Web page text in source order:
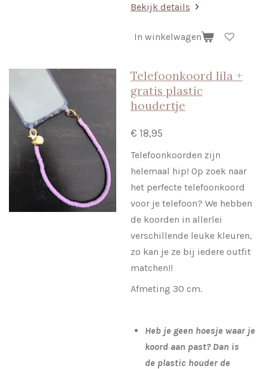
Bekijk details
In winkelwagen
Telefoonkoord lila +
gratis plastic
houdertje
€ 18,95
Telefoonkoorden zijn
helemaal hip! Op zoek naar
het perfecte telefoonkoord
voor je telefoon? We hebben
de koorden in allerlei
verschillende leuke kleuren,
zo kan je ze bij iedere outfit
matchen!!
Afmeting 30 cm.
Heb je geen hoesje waar je
koord aan past? Dan is
de plastic houder de